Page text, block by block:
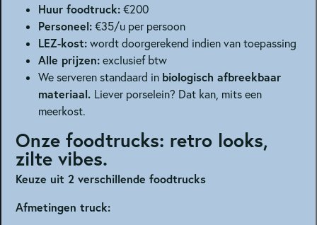
Huur foodtruck: €200
Personeel: €35/u per persoon
LEZ-kost: wordt doorgerekend indien van toepassing
Alle prijzen: exclusief btw
We serveren standaard in biologisch afbreekbaar
materiaal. Liever porselein? Dat kan, mits een
meerkost.
Onze foodtrucks: retro looks,
zilte vibes.
Keuze uit 2 verschillende foodtrucks
Afmetingen truck: